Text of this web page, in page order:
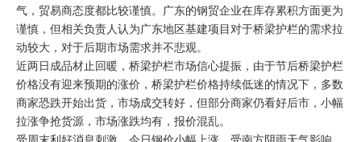
气，贸易商态度都比较谨慎。广东的钢贸企业在库存累积方面更为
谨慎，但相关负责人认为广东地区基建项目对于桥梁护栏的需求拉
动较大，对于后期市场需求并不悲观。
近两日成品材止回暖， 桥梁护栏市场信心提振，由于节后桥梁护栏
价格没有迎来预期的涨价， 桥梁护栏价格持续低迷的情况下，多数
商家恐跌开始出货，市场成交转好，但部分商家仍看好后市，小幅
拉涨争抢货源，市场涨跌均有，报价混乱。
受周末利好消息刺激，今日钢价小幅上涨。受南方阴雨天气影响，